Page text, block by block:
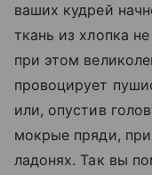
ваших кудрей
ткань из хлопка
при этом
провоцирует
или, опустив
мокрые пряди,
ладонях. Так вы